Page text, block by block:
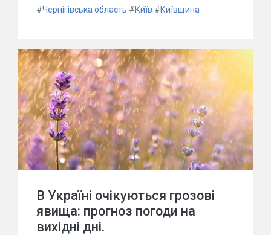
#Чернігівська область #Київ #Київщина
В Україні очікуються грозові
явища: прогноз погоди на
вихідні дні.